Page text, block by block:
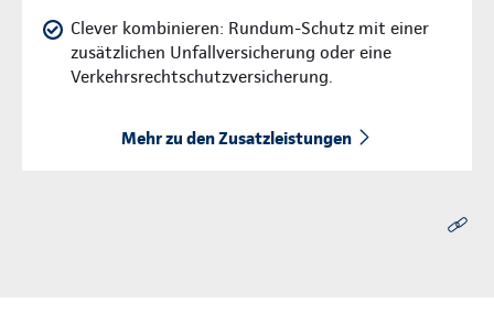
Clever kombinieren: Rundum-Schutz mit einer
zusätzlichen Unfallversicherung oder eine
Verkehrsrechtschutzversicherung.
Mehr zu den Zusatzleistungen